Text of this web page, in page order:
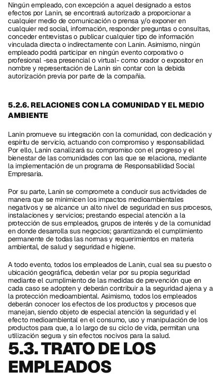
Ningún empleado, con excepción a aquel designado a estos
efectos por Lanin, se encontrará autorizado a proporcionar a
cualquier medio de comunicación o prensa y/o exponer en
cualquier red social, información, responder preguntas o consultas,
conceder entrevistas o publicar cualquier tipo de información
vinculada directa o indirectamente con Lanin. Asimismo, ningún
empleado podrá participar en ningún evento corporativo o
profesional -sea presencial o virtual- como orador o expositor en
nombre y representación de Lanin sin contar con la debida
autorización previa por parte de la compañía.
5.2.6. RELACIONES CON LA COMUNIDAD Y EL MEDIO
AMBIENTE
Lanin promueve su integración con la comunidad, con dedicación y
espíritu de servicio, actuando con compromiso y responsabilidad.
Por ello, Lanin canalizará su compromiso con el progreso y el
bienestar de las comunidades con las que se relaciona, mediante
la implementación de un programa de Responsabilidad Social
Empresaria.
Por su parte, Lanin se compromete a conducir sus actividades de
manera que se minimicen los impactos medioambientales
negativos y se alcance un alto nivel de seguridad en sus procesos,
instalaciones y servicios; prestando especial atención a la
protección de sus empleados, grupos de interés y de la comunidad
en donde desarrolla sus negocios; garantizando el cumplimiento
permanente de todas las normas y requerimientos en materia
ambiental, de salud y seguridad e higiene.
A todo evento, todos los empleados de Lanin, cual sea su puesto o
ubicación geográfica, deberán velar por su propia seguridad
mediante el cumplimiento de las medidas de prevención que en
cada caso se adopten y deberán contribuir a la seguridad ajena y a
la protección medioambiental. Asimismo, todos los empleados
deberán conocer los efectos de los productos y procesos que
manejan, siendo objeto de especial atención la seguridad y el
efecto medioambiental en el consumo, uso y manipulación de los
productos para que, a lo largo de su ciclo de vida, permitan una
utilización segura y sin efectos nocivos para la salud.
5.3. TRATO DE LOS
EMPLEADOS